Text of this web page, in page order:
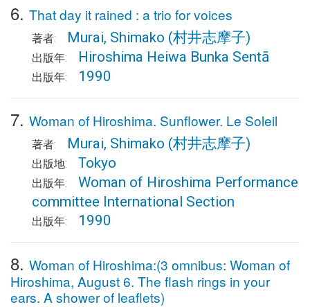
6. That day it rained : a trio for voices
著者: Murai, Shimako (村井志摩子)
出版年: Hiroshima Heiwa Bunka Sentā
出版年: 1990
7. Woman of Hiroshima. Sunflower. Le Soleil
著者: Murai, Shimako (村井志摩子)
出版地: Tokyo
出版年:
Woman of Hiroshima Performance
committee International Section
出版年: 1990
8. Woman of Hiroshima:(3 omnibus: Woman of
Hiroshima, August 6. The flash rings in your
ears. A shower of leaflets)